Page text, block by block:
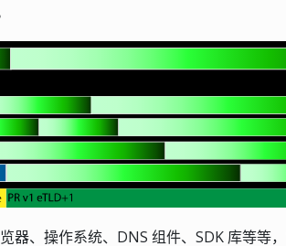
器、操作系统、DNS 组件、SDK 库等等